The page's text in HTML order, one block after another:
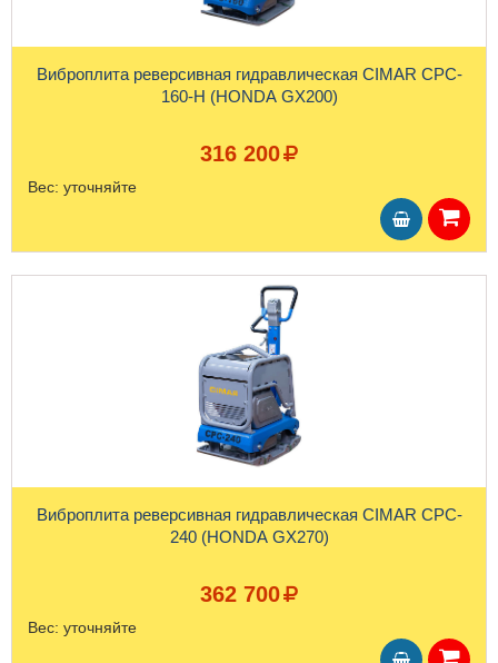
Виброплита реверсивная гидравлическая CIMAR CPC-
160-H (HONDA GX200)
316 200
Вес: уточняйте
Виброплита реверсивная гидравлическая CIMAR CPC-
240 (HONDA GX270)
362 700
Вес: уточняйте